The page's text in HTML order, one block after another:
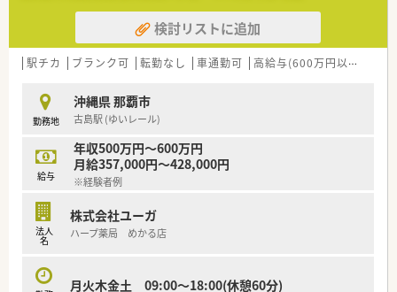
検討リストに追加
駅チカ ブランク可 転勤なし 車通勤可 高給与(600万円以上)
勤務地
沖縄県 那覇市
古島駅 (ゆいレール)
給与
年収500万円～600万円
月給357,000円～428,000円
※経験者例
法人
名
株式会社ユーガ
ハープ薬局 めかる店
月火木金土 09:00～18:00(休憩60分)